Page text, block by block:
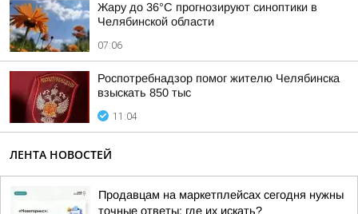
Жару до 36°С прогнозируют синоптики в
Челябинской области
07:06
Роспотребнадзор помог жителю Челябинска
взыскать 850 тыс
11:04
ЛЕНТА НОВОСТЕЙ
Продавцам на маркетплейсах сегодня нужны
точные ответы: где их искать?